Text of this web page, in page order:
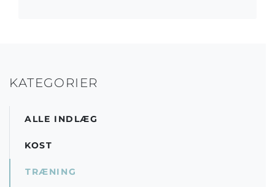
KATEGORIER
ALLE INDLÆG
KOST
TRÆNING